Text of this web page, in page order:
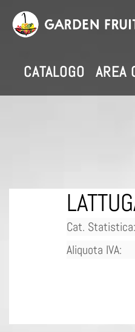
CATALOGO AREA
Cat. Statistica:
Aliquota IVA: